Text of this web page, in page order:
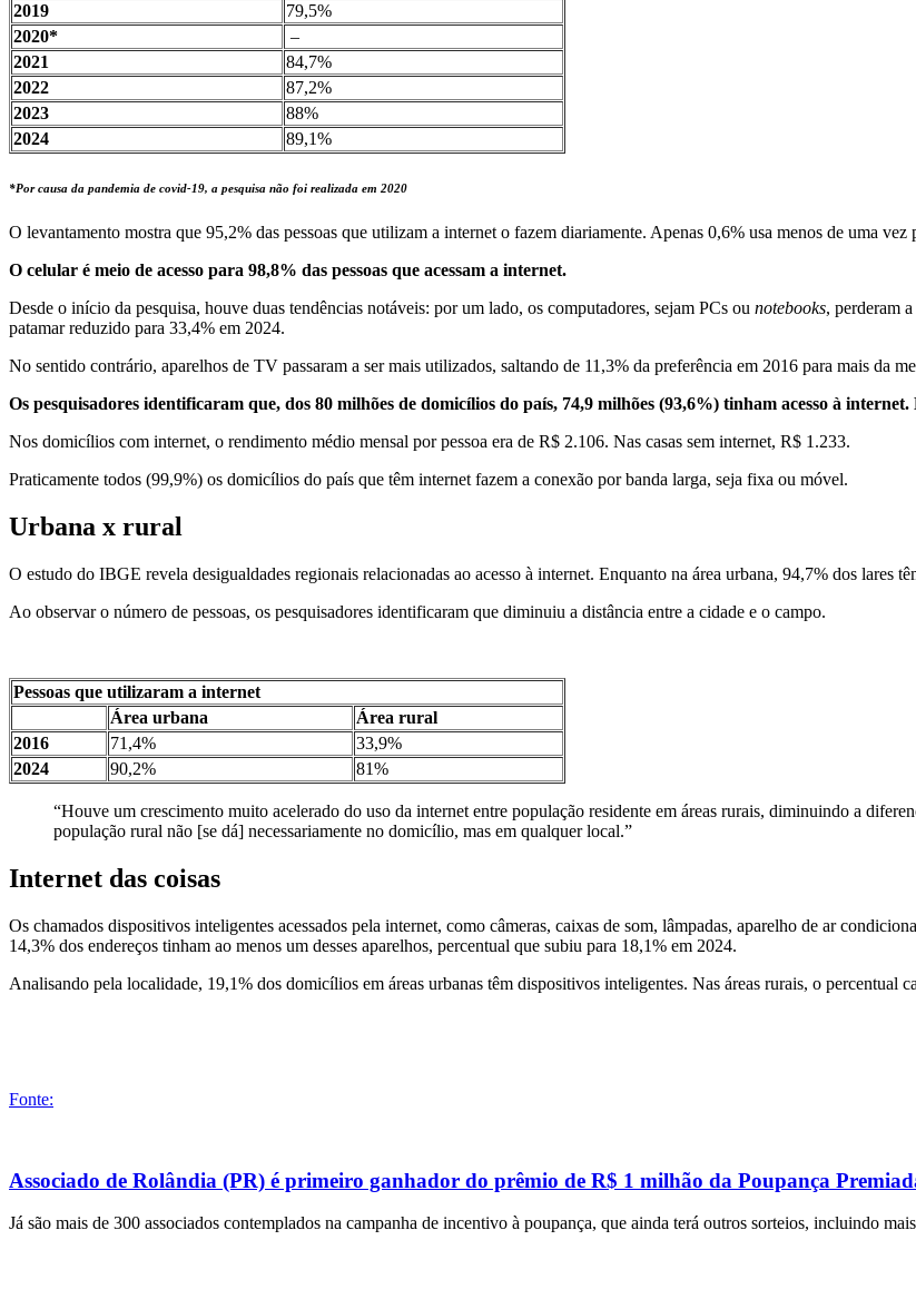
2019
79,5%
2020*
–
2021
84,7%
2022
87,2%
2023
88%
2024
89,1%
*Por causa da pandemia de covid-19, a pesquisa não foi realizada em 2020
O levantamento mostra que 95,2% das pessoas que utilizam a internet o fazem diariamente. Apenas 0,6% usa menos de uma vez
O celular é meio de acesso para 98,8% das pessoas que acessam a internet.
Desde o início da pesquisa, houve duas tendências notáveis: por um lado, os computadores, sejam PCs ou notebooks, perderam
patamar reduzido para 33,4% em 2024.
No sentido contrário, aparelhos de TV passaram a ser mais utilizados, saltando de 11,3% da preferência em 2016 para mais da
Os pesquisadores identificaram que, dos 80 milhões de domicílios do país, 74,9 milhões (93,6%) tinham acesso à
Nos domicílios com internet, o rendimento médio mensal por pessoa era de R$ 2.106. Nas casas sem internet, R$ 1.233.
Praticamente todos (99,9%) os domicílios do país que têm internet fazem a conexão por banda larga, seja fixa ou móvel.
Urbana x rural
O estudo do IBGE revela desigualdades regionais relacionadas ao acesso à internet. Enquanto na área urbana, 94,7% dos lares
Ao observar o número de pessoas, os pesquisadores identificaram que diminuiu a distância entre a cidade e o campo.
Pessoas que utilizaram a internet
Área urbana
Área rural
2016
71,4%
33,9%
2024
90,2% 81%
“Houve um crescimento muito acelerado do uso da internet entre população residente em áreas rurais, diminuindo a
população rural não [se dá] necessariamente no domicílio, mas em qualquer local.”
Internet das coisas
Os chamados dispositivos inteligentes acessados pela internet, como câmeras, caixas de som, lâmpadas, aparelho de ar
14,3% dos endereços tinham ao menos um desses aparelhos, percentual que subiu para 18,1% em 2024.
Analisando pela localidade, 19,1% dos domicílios em áreas urbanas têm dispositivos inteligentes. Nas áreas rurais, o percentual
Fonte:
Associado de Rolândia (PR) é primeiro ganhador do prêmio de R$ 1 milhão da Poupança
Já são mais de 300 associados contemplados na campanha de incentivo à poupança, que ainda terá outros sorteios, incluindo